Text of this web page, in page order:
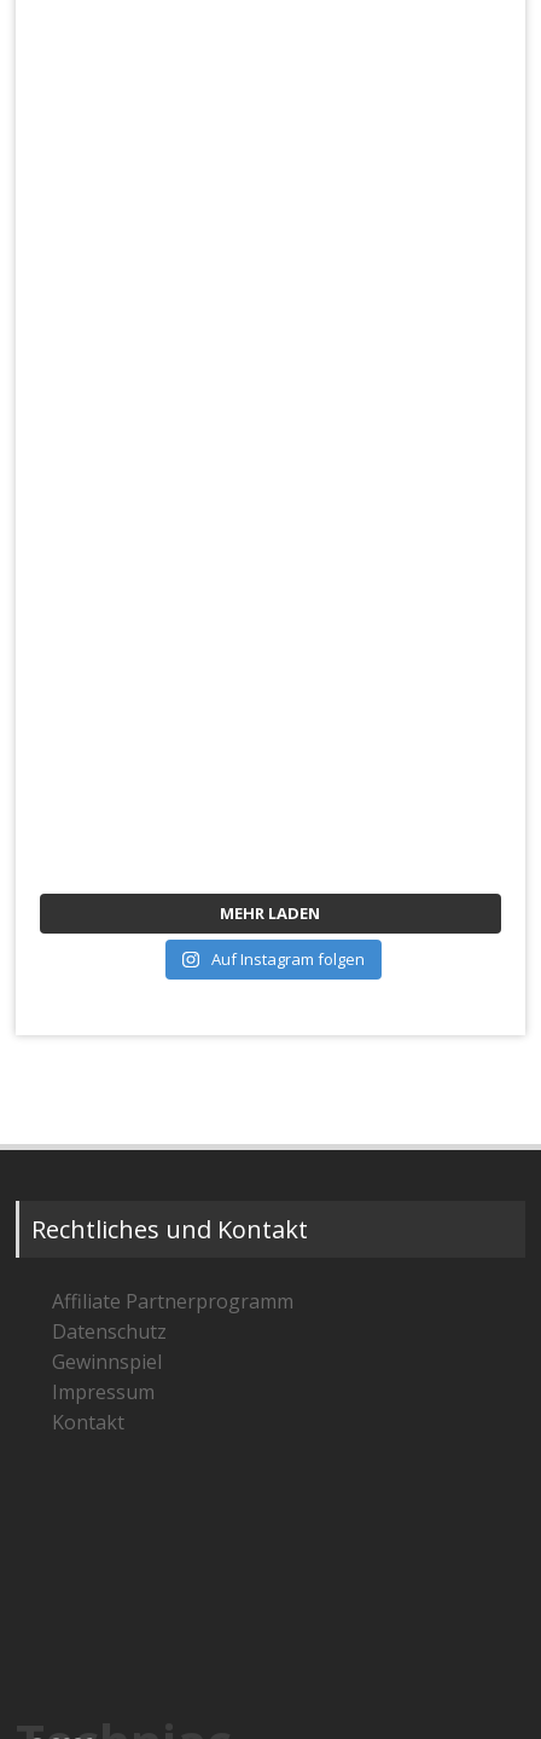
MEHR LADEN
Auf Instagram folgen
Rechtliches und Kontakt
Affiliate Partnerprogramm
Datenschutz
Gewinnspiel
Impressum
Kontakt